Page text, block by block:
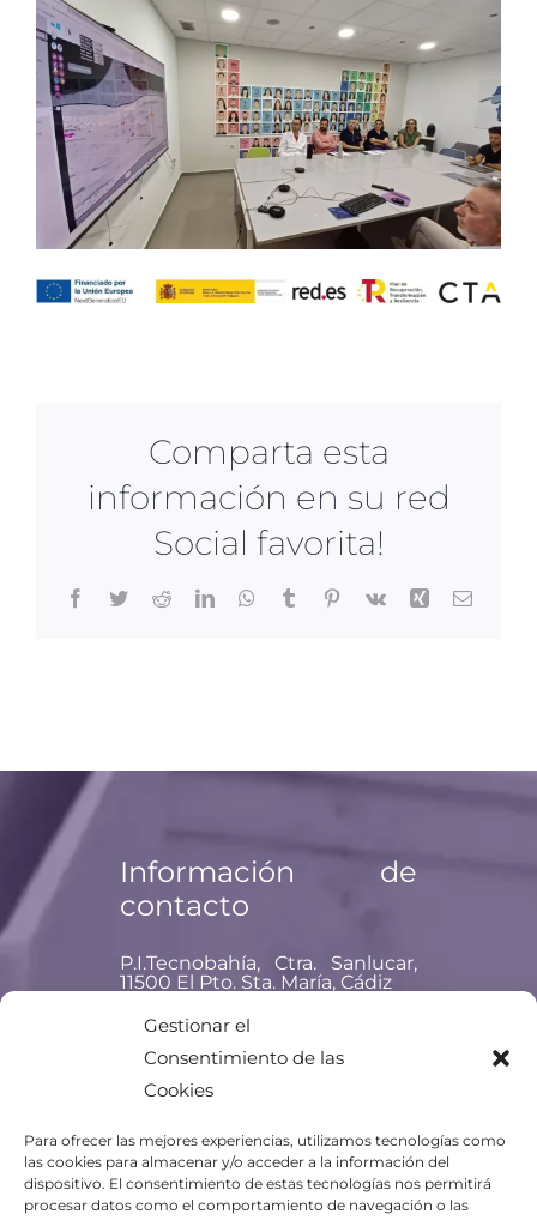
Gestionar el
Consentimiento de las
Cookies
Para ofrecer las mejores experiencias, utilizamos tecnologías como
las cookies para almacenar y/o acceder a la información del
dispositivo. El consentimiento de estas tecnologías nos permitirá
procesar datos como el comportamiento de navegación o las
Comparta esta
información en su red
Social favorita!
Facebook
TwitterRedditLinkedInWhatsApp
TumblrPinterest
Vk Xing Correo
Información de
contacto
P.I.Tecnobahía, Ctra. Sanlucar,
11500 El Pto. Sta. María, Cádiz
Teléfono: +34 956 477 837
Email:titania@titania.aero